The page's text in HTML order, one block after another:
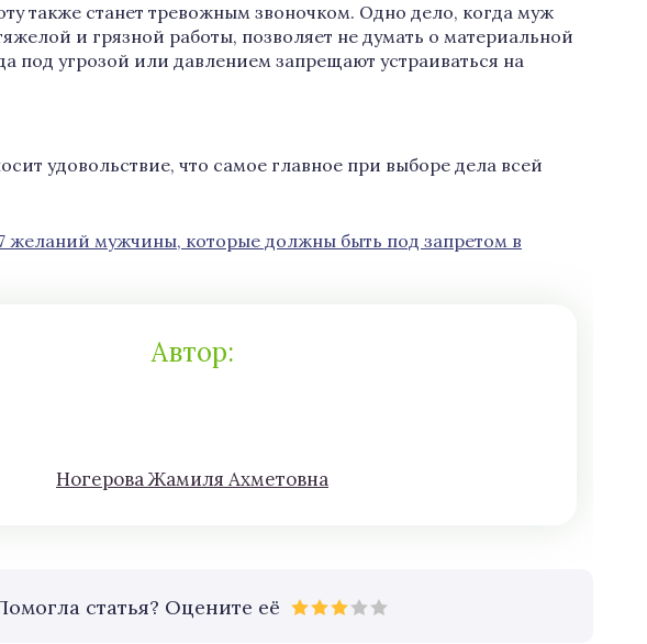
также станет тревожным звоночком. Одно дело, когда муж
и грязной работы, позволяет не думать о материальной
под угрозой или давлением запрещают устраиваться на
удовольствие, что самое главное при выборе дела всей
желаний мужчины, которые должны быть под запретом в
Автор:
Нoгeрова Жaмиля Aхмeтoвна
статья? Оцените её